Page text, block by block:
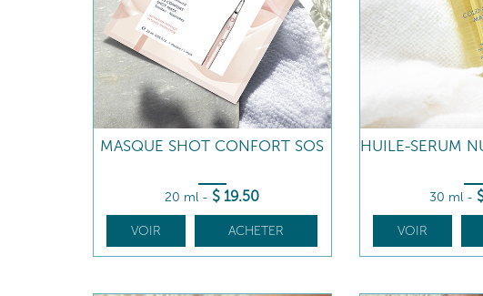
MASQUE SHOT CONFORT SOS
20 ml - $ 19.50
VOIR ACHETER
HUILE-SERUM
30 ml -
VOIR